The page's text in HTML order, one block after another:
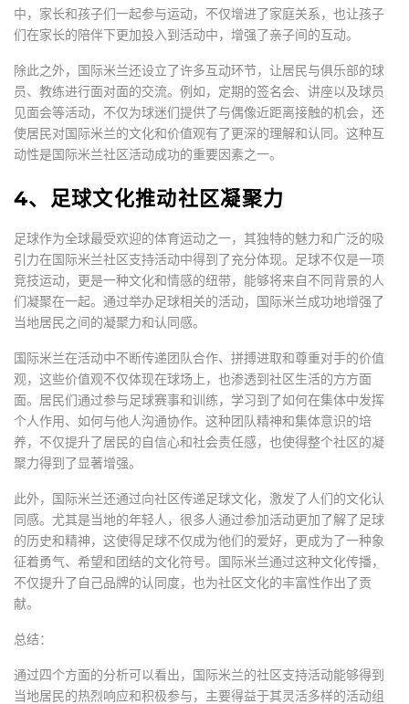
中，家长和孩子们一起参与运动，不仅增进了家庭关系，也让孩子
们在家长的陪伴下更加投入到活动中，增强了亲子间的互动。
除此之外，国际米兰还设立了许多互动环节，让居民与俱乐部的球
员、教练进行面对面的交流。例如，定期的签名会、讲座以及球员
见面会等活动，不仅为球迷们提供了与偶像近距离接触的机会，还
使居民对国际米兰的文化和价值观有了更深的理解和认同。这种互
动性是国际米兰社区活动成功的重要因素之一。
4、足球文化推动社区凝聚力
足球作为全球最受欢迎的体育运动之一，其独特的魅力和广泛的吸
引力在国际米兰社区支持活动中得到了充分体现。足球不仅是一项
竞技运动，更是一种文化和情感的纽带，能够将来自不同背景的人
们凝聚在一起。通过举办足球相关的活动，国际米兰成功地增强了
当地居民之间的凝聚力和认同感。
国际米兰在活动中不断传递团队合作、拼搏进取和尊重对手的价值
观，这些价值观不仅体现在球场上，也渗透到社区生活的方方面
面。居民们通过参与足球赛事和训练，学习到了如何在集体中发挥
个人作用、如何与他人沟通协作。这种团队精神和集体意识的培
养，不仅提升了居民的自信心和社会责任感，也使得整个社区的凝
聚力得到了显著增强。
此外，国际米兰还通过向社区传递足球文化，激发了人们的文化认
同感。尤其是当地的年轻人，很多人通过参加活动更加了解了足球
的历史和精神，这使得足球不仅成为他们的爱好，更成为了一种象
征着勇气、希望和团结的文化符号。国际米兰通过这种文化传播，
不仅提升了自己品牌的认同度，也为社区文化的丰富性作出了贡
献。
总结：
通过四个方面的分析可以看出，国际米兰的社区支持活动能够得到
当地居民的热烈响应和积极参与，主要得益于其灵活多样的活动组